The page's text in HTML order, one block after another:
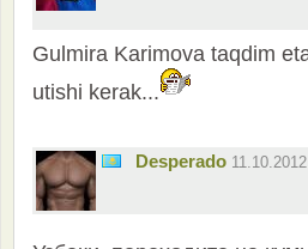
Gulmira Karimova taqdim
utishi kerak...
Desperado